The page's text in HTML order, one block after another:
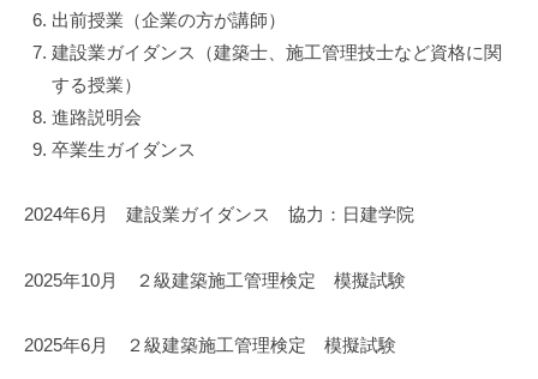
月
23
出前授業（企業の方が講師）
建設業ガイダンス（建築士、施工管理技士など資格に関
する授業）
進路説明会
卒業生ガイダンス
2024年6月 建設業ガイダンス 協力：日建学院
2025年10月 ２級建築施工管理検定 模擬試験
2025年6月 ２級建築施工管理検定 模擬試験